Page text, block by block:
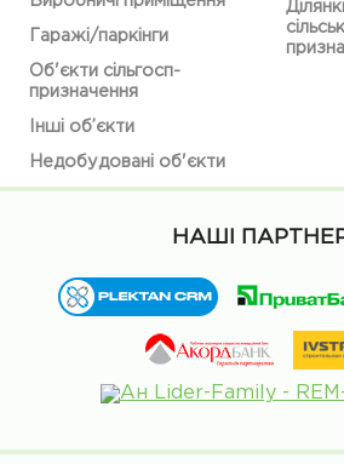
Гаражі/паркінги
Об'єкти сільгосп-
призначення
Інші об’єкти
Недобудовані об'єкти
НАШІ